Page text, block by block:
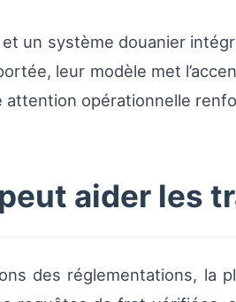
un système douanier
leur modèle met
opérationnelle
aider les
des réglementations, la